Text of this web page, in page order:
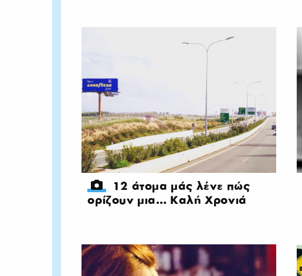
12 άτομα μάς λένε πώς
ορίζουν μια… Καλή Χρονιά